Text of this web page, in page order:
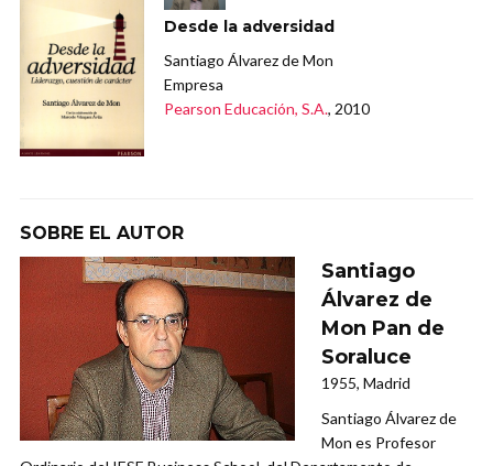
Desde la adversidad
Santiago Álvarez de Mon
Empresa
Pearson Educación, S.A., 2010
SOBRE EL AUTOR
Santiago
Álvarez de
Mon Pan de
Soraluce
1955, Madrid
Santiago Álvarez de
Mon es Profesor